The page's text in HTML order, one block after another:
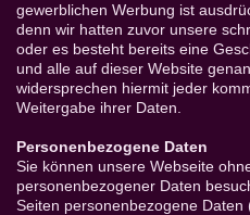
gewerblichen Werbung ist
denn wir hatten zuvor unsere
oder es besteht bereits eine
und alle auf dieser Website
widersprechen hiermit jeder
Weitergabe ihrer Daten.
Personenbezogene Daten
Sie können unsere Webseite
personenbezogener Daten
Seiten personenbezogene Daten